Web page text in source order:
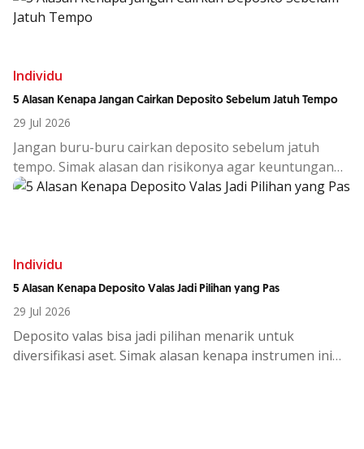
Individu
5 Alasan Kenapa Jangan Cairkan Deposito Sebelum Jatuh Tempo
29 Jul 2026
Jangan buru-buru cairkan deposito sebelum jatuh
tempo. Simak alasan dan risikonya agar keuntungan
investasi tetap maksimal.
Individu
5 Alasan Kenapa Deposito Valas Jadi Pilihan yang Pas
29 Jul 2026
Deposito valas bisa jadi pilihan menarik untuk
diversifikasi aset. Simakalasan kenapa instrumen ini